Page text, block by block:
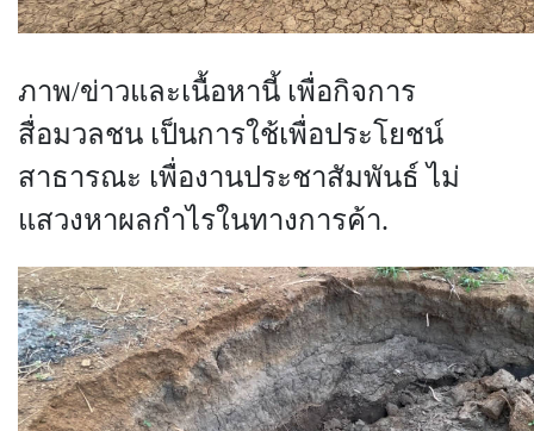
ภาพ/ข่าวและเนื้อหานี้ เพื่อกิจการ
สื่อมวลชน เป็นการใช้เพื่อประโยชน์
สาธารณะ เพื่องานประชาสัมพันธ์ ไม่
แสวงหาผลกำไรในทางการค้า.